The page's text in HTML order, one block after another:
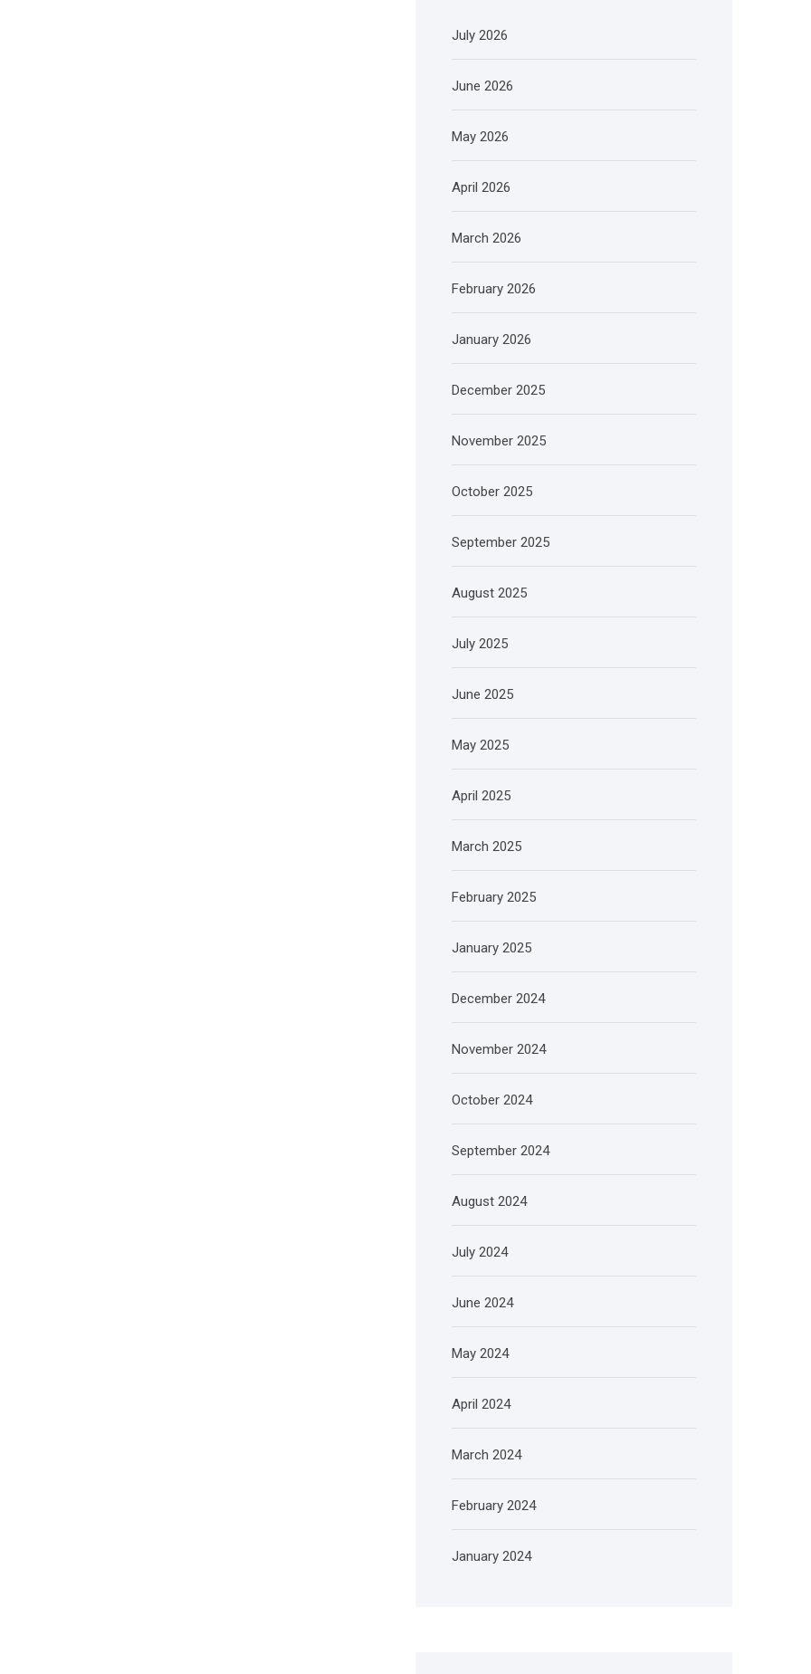
July 2026
June 2026
May 2026
April 2026
March 2026
February 2026
January 2026
December 2025
November 2025
October 2025
September 2025
August 2025
July 2025
June 2025
May 2025
April 2025
March 2025
February 2025
January 2025
December 2024
November 2024
October 2024
September 2024
August 2024
July 2024
June 2024
May 2024
April 2024
March 2024
February 2024
January 2024